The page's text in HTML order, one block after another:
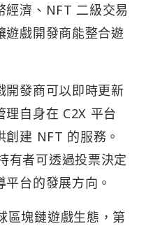
經濟、NFT 二級交易
遊戲開發商能整合遊
開發商可以即時更新
自身在 C2X 平台
創建 NFT 的服務。
有者可透過投票決定
台的發展方向。
區塊鏈遊戲生態，第